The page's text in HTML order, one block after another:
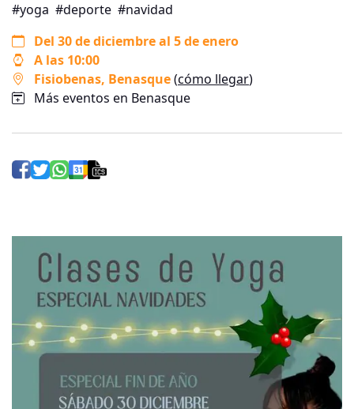
#yoga #deporte #navidad
Del 30 de diciembre al 5 de enero
A las 10:00
Fisiobenas, Benasque(cómo llegar)
Más eventos en Benasque